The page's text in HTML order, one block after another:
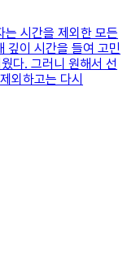
시간을 제외한 모든
깊이 시간을 들여 고민
다. 그러니 원해서 선
외하고는 다시